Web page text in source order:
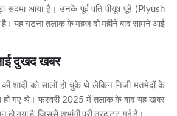
आया है। उनके पूर्व पति पीयूष पूरें (Piyush
है। यह घटना तलाक के महज दो महीने बाद सामने आई
दुखद खबर
शादी को सालों हो चुके थे लेकिन निजी मतभेदों के
हो गए थे। फरवरी 2025 में तलाक के बाद यह खबर
हो गया है, जिससे शुभांगी पूरी तरह टूट गई हैं।